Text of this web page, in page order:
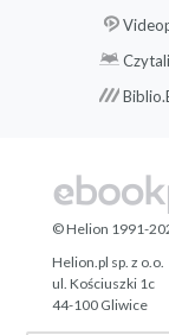
© Helion 1991-
Helion.pl sp. z o.o.
ul. Kościuszki 1c
44-100 Gliwice